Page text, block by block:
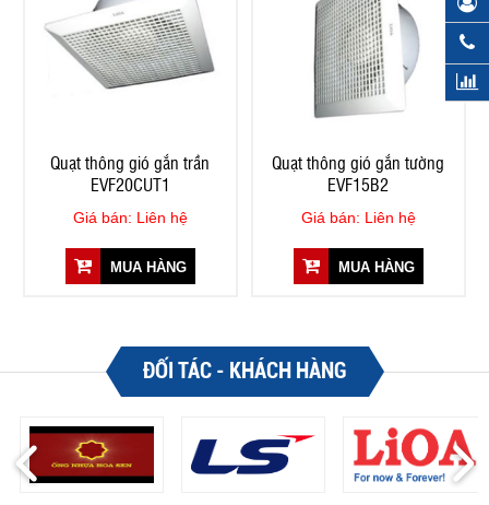
Quạt thông gió gắn trần
EVF20CUT1
Giá bán: Liên hệ
MUA HÀNG
Quạt thông gió gắn tường
EVF15B2
Giá bán: Liên hệ
MUA HÀNG
ĐỐI TÁC - KHÁCH HÀNG